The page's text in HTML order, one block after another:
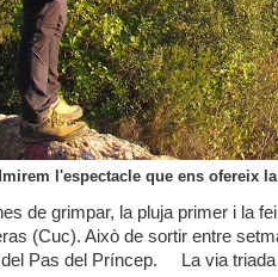
l'espectacle que ens ofereix
de grimpar, la pluja primer i la
(Cuc). Això de sortir entre
Pas del Príncep. La via